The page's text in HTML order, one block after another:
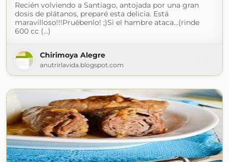
Recién volviendo a Santiago, antojada por una gran
dosis de plátanos, preparé esta delicia. Está
maravilloso!!!Pruébenlo! ;)Si el hambre ataca...(rinde
600 cc (...)
Chirimoya Alegre
anutrirlavida.blogspot.com